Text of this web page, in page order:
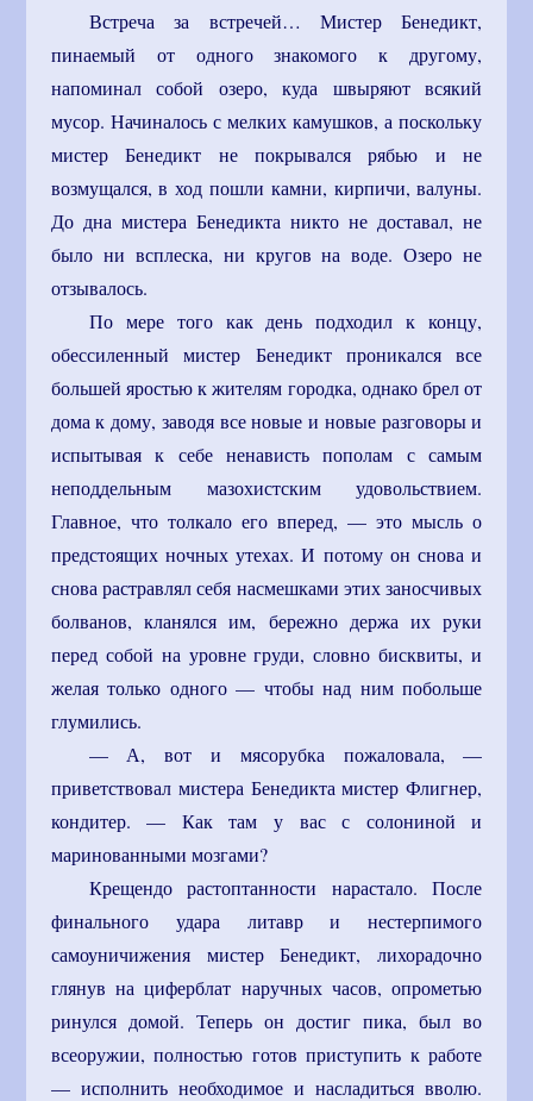
Встреча за встречей… Мистер Бенедикт,
пинаемый от одного знакомого к другому,
напоминал собой озеро, куда швыряют всякий
мусор. Начиналось с мелких камушков, а поскольку
мистер Бенедикт не покрывался рябью и не
возмущался, в ход пошли камни, кирпичи, валуны.
До дна мистера Бенедикта никто не доставал, не
было ни всплеска, ни кругов на воде. Озеро не
отзывалось.
По мере того как день подходил к концу,
обессиленный мистер Бенедикт проникался все
большей яростью к жителям городка, однако брел от
дома к дому, заводя все новые и новые разговоры и
испытывая к себе ненависть пополам с самым
неподдельным мазохистским удовольствием.
Главное, что толкало его вперед, — это мысль о
предстоящих ночных утехах. И потому он снова и
снова растравлял себя насмешками этих заносчивых
болванов, кланялся им, бережно держа их руки
перед собой на уровне груди, словно бисквиты, и
желая только одного — чтобы над ним побольше
глумились.
— А, вот и мясорубка пожаловала, —
приветствовал мистера Бенедикта мистер Флигнер,
кондитер. — Как там у вас с солониной и
маринованными мозгами?
Крещендо растоптанности нарастало. После
финального удара литавр и нестерпимого
самоуничижения мистер Бенедикт, лихорадочно
глянув на циферблат наручных часов, опрометью
ринулся домой. Теперь он достиг пика, был во
всеоружии, полностью готов приступить к работе
— исполнить необходимое и насладиться вволю.